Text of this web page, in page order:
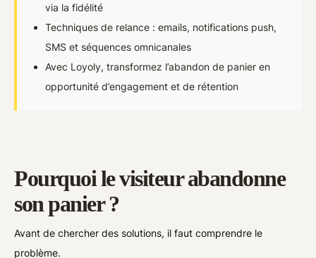
via la fidélité
Techniques de relance : emails, notifications push,
SMS et séquences omnicanales
Avec Loyoly, transformez l’abandon de panier en
opportunité d’engagement et de rétention
Pourquoi le visiteur abandonne
son panier ?
Avant de chercher des solutions, il faut comprendre le
problème.